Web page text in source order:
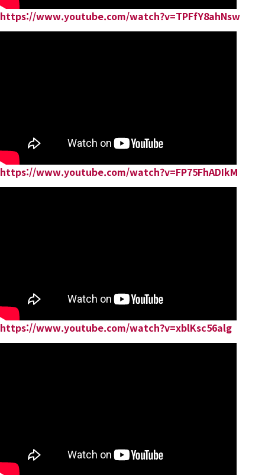
https://www.youtube.com/watch?v=TPFfY8ahNsw
https://www.youtube.com/watch?v=FP75FhADIkM
https://www.youtube.com/watch?v=xblKsc56alg